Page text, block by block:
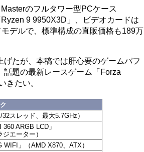
のフルタワー型PCケース
9 9950X3D」、ビデオカードは
デルで、標準構成の直販価格も189万
たが、本稿では肝心要のゲームパフ
話題の最新レースゲーム「Forza
きたい。
スレッド、最大5.7GHz）
ARGB LCD」
エーター）
」（AMD X870、ATX）